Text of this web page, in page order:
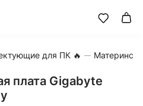
для ПК 🔥
плата Gigabyte